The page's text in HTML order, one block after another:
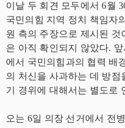
이날 두 회견 모두에서 6월
국민의힘 지역 정치 책임자
원 측의 주장으로 제시된
은 아직 확인되지 않았다.
에서 국민의힘과의 협력 배
의 처신을 사과하는 데 방
기 경위에 대해서는 별도로
오는 6일 의장 선거에서 전